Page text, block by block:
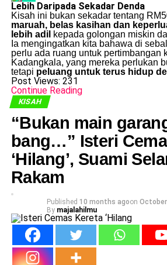
Lebih Daripada Sekadar Denda
Kisah ini bukan sekadar tentang
maruah, belas kasihan dan
lebih adil kepada golongan miskin
Ia mengingatkan kita bahawa di
perlu ada ruang untuk pertimbangan
Kadangkala, yang mereka perlukan
tetapi peluang untuk terus hidup
Post Views: 231
Continue Reading
KISAH
“Bukan main
bang…” Isteri
‘Hilang’, Suami
Rakam
Published 10 months agoon
By majalahilmu